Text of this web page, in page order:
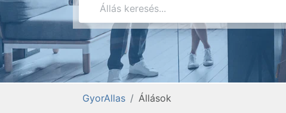
GyorAllas Állások